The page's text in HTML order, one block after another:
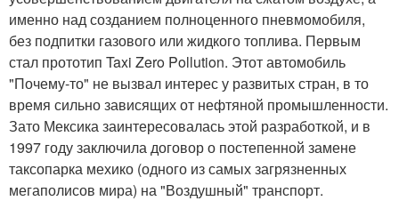
именно над созданием полноценного пневмомобиля,
без подпитки газового или жидкого топлива. Первым
стал прототип Taxi Zero Pollution. Этот автомобиль
"Почему-то" не вызвал интерес у развитых стран, в то
время сильно зависящих от нефтяной промышленности.
Зато Мексика заинтересовалась этой разработкой, и в
1997 году заключила договор о постепенной замене
таксопарка мехико (одного из самых загрязненных
мегаполисов мира) на "Воздушный" транспорт.